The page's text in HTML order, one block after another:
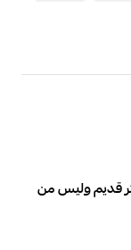
قديم وليس من